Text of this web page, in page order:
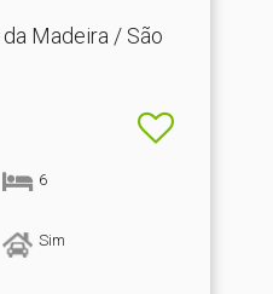
Madeira / São
6
Sim